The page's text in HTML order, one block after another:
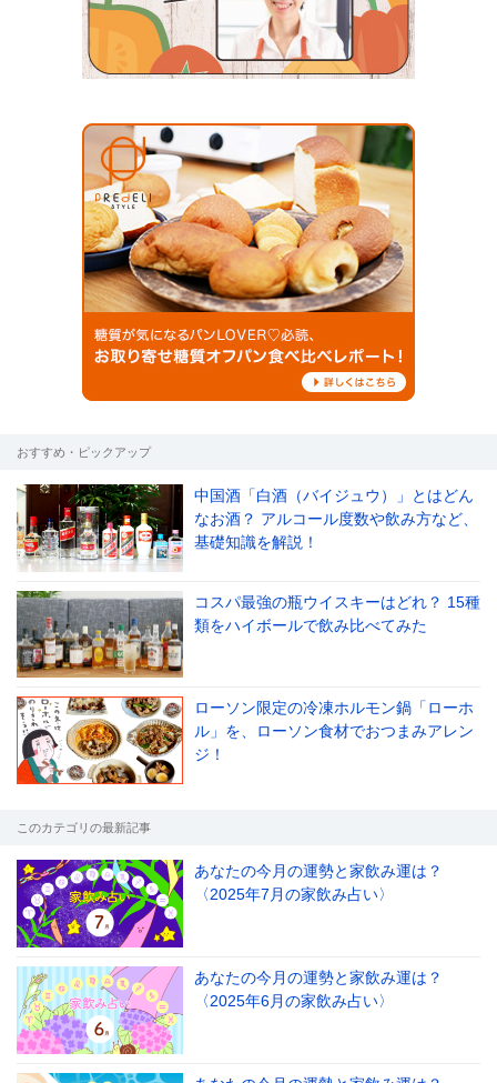
おすすめ・ピックアップ
中国酒「白酒（バイジュウ）」とはどん
なお酒？ アルコール度数や飲み方など、
基礎知識を解説！
コスパ最強の瓶ウイスキーはどれ？ 15種
類をハイボールで飲み比べてみた
ローソン限定の冷凍ホルモン鍋「ローホ
ル」を、ローソン食材でおつまみアレン
ジ！
このカテゴリの最新記事
あなたの今月の運勢と家飲み運は？
〈2025年7月の家飲み占い〉
あなたの今月の運勢と家飲み運は？
〈2025年6月の家飲み占い〉